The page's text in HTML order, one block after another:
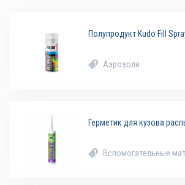
Полупродукт Kudo Fill
Аэрозоли
Герметик для кузова
Вспомогательные